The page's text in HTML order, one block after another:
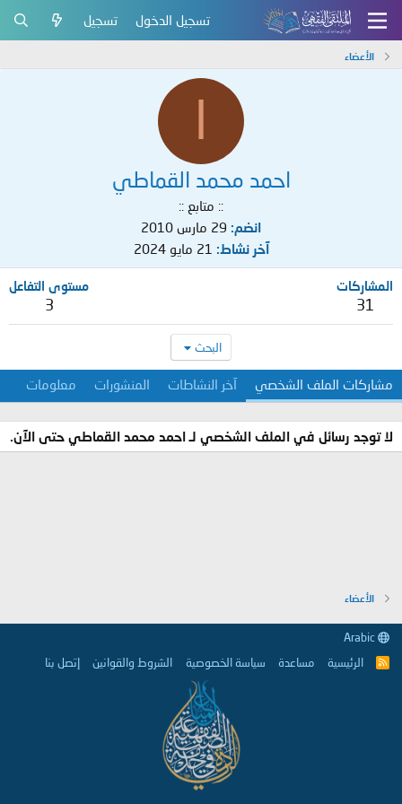
تسجيل الدخول تسجيل
الأعضاء
احمد محمد القماطي
:: متابع ::
انضم 29 مارس 2010
آخر نشاط
21 مايو 2024
المشاركات
31
مستوى التفاعل
3
البحث
مشاركات الملف الشخصي آخر النشاطات المنشورات معلومات
لا توجد رسائل في الملف الشخصي لـ احمد محمد القماطي حتى الآن.
الأعضاء
R
الرئيسية مساعدة سياسة الخصوصية الشروط والقوانين إتصل بنا